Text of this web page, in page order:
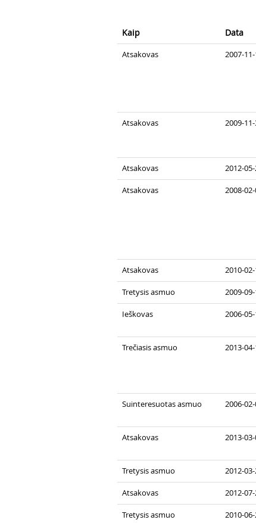
Kaip Data
Atsakovas 2007-
Atsakovas 2009-
Atsakovas 2012-
Atsakovas 2008-
Atsakovas 2010-
Tretysis asmuo 2009-
Ieškovas 2006-
Trečiasis asmuo 2013-
Suinteresuotas asmuo 2006-
Atsakovas 2013-
Tretysis asmuo 2012-
Atsakovas 2012-
Tretysis asmuo 2010-